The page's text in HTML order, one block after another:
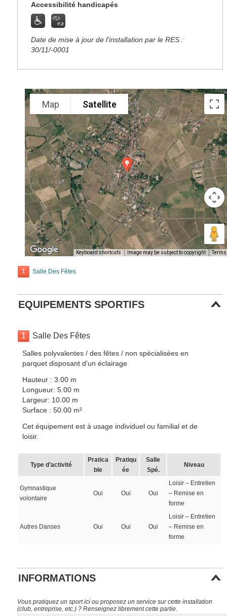
Accessibilité handicapés
Date de mise à jour de l’installation par le RES :
30/11/-0001
Map Satellite
Keyboard shortcuts Image may be subject to copyright Terms
1 Salle Des Fêtes
EQUIPEMENTS SPORTIFS
1 Salle Des Fêtes
Salles polyvalentes / des fêtes / non spécialisées en
parquet disposant d’un éclairage
Hauteur : 3.00 m
Longueur: 5.00 m
Largeur: 10.00 m
Surface : 50.00 m²
Cet équipement est à usage individuel ou familial et de
loisir.
Type d’activité
Pratica
ble
Pratiqu
ée
Salle
Spé.
Niveau
Gymnastique
volontaire
Oui Oui Oui
Loisir – Entretien
– Remise en
forme
Autres Danses Oui Oui Oui
Loisir – Entretien
– Remise en
forme
INFORMATIONS
Vous pratiquez un sport ici ou proposez un service sur cette installation
(club, entreprise, etc.) ? Renseignez librement cette partie.